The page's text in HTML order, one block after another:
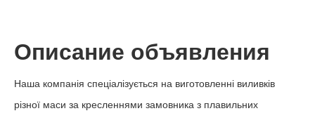
Описание объявления
Наша компанія спеціалізується на виготовленні виливків
різної маси за кресленнями замовника з плавильних